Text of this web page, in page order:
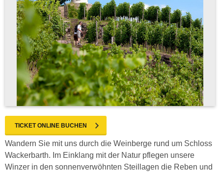
TICKET ONLINE BUCHEN
Wandern Sie mit uns durch die Weinberge rund um Schloss
Wackerbarth. Im Einklang mit der Natur pflegen unsere
Winzer in den sonnenverwöhnten Steillagen die Reben und